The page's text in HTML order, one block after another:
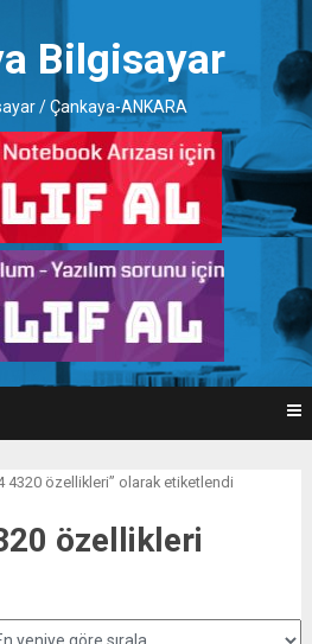
Bilgisayar
/ Çankaya-ANKARA
4320 özellikleri” olarak etiketlendi
özellikleri